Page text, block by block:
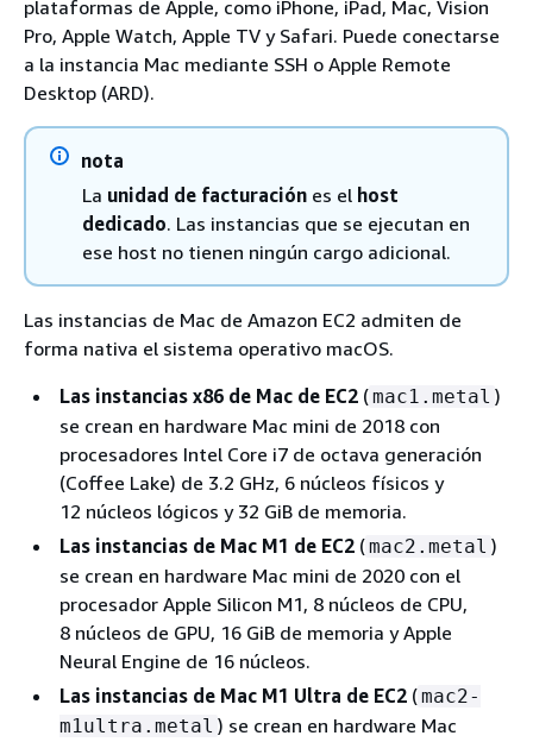
plataformas de Apple, como iPhone, iPad, Mac, Vision
Pro, Apple Watch, Apple TV y Safari. Puede conectarse
a la instancia Mac mediante SSH o Apple Remote
Desktop (ARD).
nota
La unidad de facturación es el host
dedicado. Las instancias que se ejecutan en
ese host no tienen ningún cargo adicional.
Las instancias de Mac de Amazon EC2 admiten de
forma nativa el sistema operativo macOS.
Las instancias x86 de Mac de EC2 (mac1.metal )
se crean en hardware Mac mini de 2018 con
procesadores Intel Core i7 de octava generación
(Coffee Lake) de 3.2 GHz, 6 núcleos físicos y
12 núcleos lógicos y 32 GiB de memoria.
Las instancias de Mac M1 de EC2 (mac2.metal )
se crean en hardware Mac mini de 2020 con el
procesador Apple Silicon M1, 8 núcleos de CPU,
8 núcleos de GPU, 16 GiB de memoria y Apple
Neural Engine de 16 núcleos.
Las instancias de Mac M1 Ultra de EC2 (mac2-
m1ultra.metal ) se crean en hardware Mac